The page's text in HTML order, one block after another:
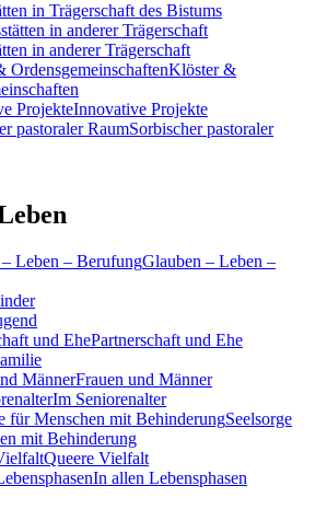
in Trägerschaft des Bistums
in anderer Trägerschaft
Klöster &
Innovative Projekte
Sorbischer pastoraler
Glauben – Leben –
Partnerschaft und Ehe
Frauen und Männer
Im Seniorenalter
Seelsorge
mit Behinderung
Queere Vielfalt
In allen Lebensphasen